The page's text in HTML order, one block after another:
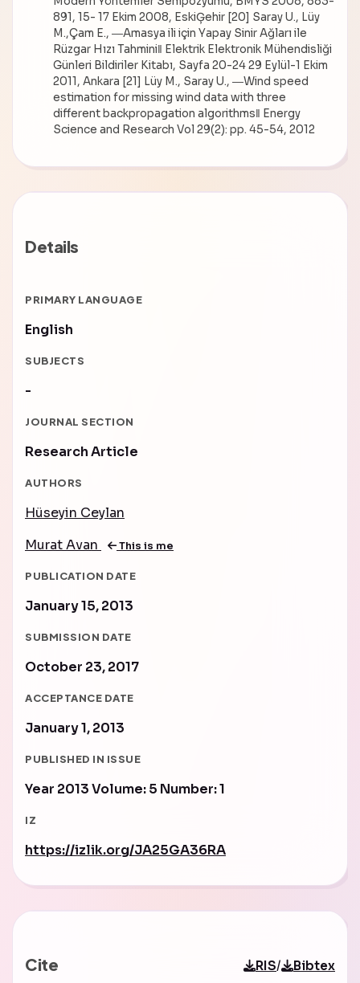
891, 15- 17 Ekim 2008, EskiĢehir [20] Saray U., Lüy
M.,Çam E., ―Amasya ili için Yapay Sinir Ağları ile
Rüzgar Hızı Tahmini‖ Elektrik Elektronik Mühendisliği
Günleri Bildiriler Kitabı, Sayfa 20-24 29 Eylül-1 Ekim
2011, Ankara [21] Lüy M., Saray U., ―Wind speed
estimation for missing wind data with three
different backpropagation algorithms‖ Energy
Science and Research Vol 29(2): pp. 45-54, 2012
Details
PRIMARY LANGUAGE
English
SUBJECTS
-
JOURNAL SECTION
Research Article
AUTHORS
Hüseyin Ceylan
Murat Avan
This is me
PUBLICATION DATE
January 15, 2013
SUBMISSION DATE
October 23, 2017
ACCEPTANCE DATE
January 1, 2013
PUBLISHED IN ISSUE
Year 2013 Volume: 5 Number: 1
IZ
https://izlik.org/JA25GA36RA
Cite RIS/ Bibtex